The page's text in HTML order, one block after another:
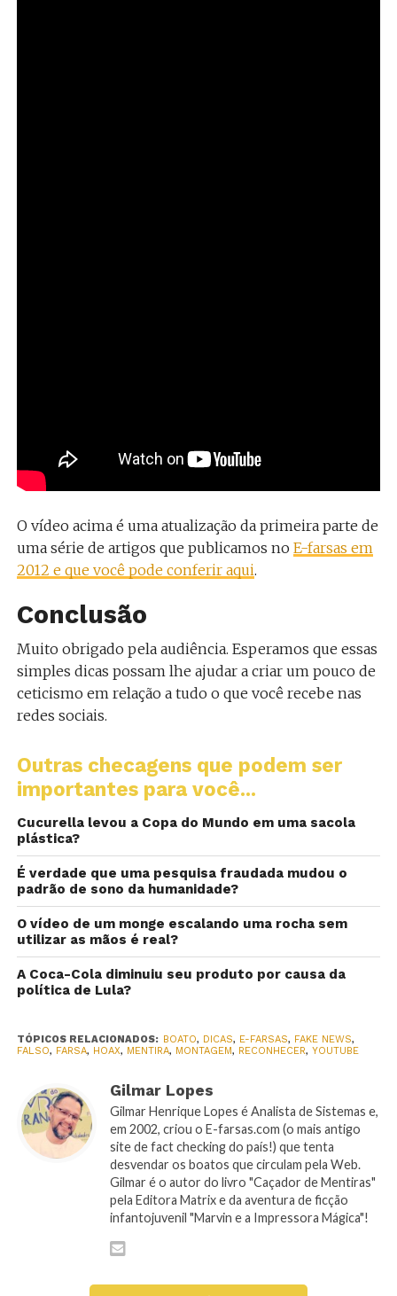
O vídeo acima é uma atualização da primeira parte de
uma série de artigos que publicamos no E-farsas em
2012 e que você pode conferir aqui.
Conclusão
Muito obrigado pela audiência. Esperamos que essas
simples dicas possam lhe ajudar a criar um pouco de
ceticismo em relação a tudo o que você recebe nas
redes sociais.
Outras checagens que podem ser
importantes para você...
Cucurella levou a Copa do Mundo em uma sacola
plástica?
É verdade que uma pesquisa fraudada mudou o
padrão de sono da humanidade?
O vídeo de um monge escalando uma rocha sem
utilizar as mãos é real?
A Coca-Cola diminuiu seu produto por causa da
política de Lula?
TÓPICOS RELACIONADOS: BOATO, DICAS, E-FARSAS, FAKE NEWS,
FALSO, FARSA, HOAX, MENTIRA, MONTAGEM, RECONHECER, YOUTUBE
Gilmar Lopes
Gilmar Henrique Lopes é Analista de Sistemas e,
em 2002, criou o E-farsas.com (o mais antigo
site de fact checking do país!) que tenta
desvendar os boatos que circulam pela Web.
Gilmar é o autor do livro "Caçador de Mentiras"
pela Editora Matrix e da aventura de ficção
infantojuvenil "Marvin e a Impressora Mágica"!